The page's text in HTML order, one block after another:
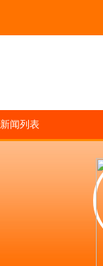
新闻列表